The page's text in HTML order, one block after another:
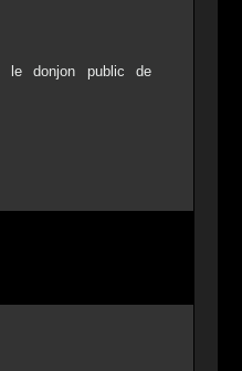
le donjon public de